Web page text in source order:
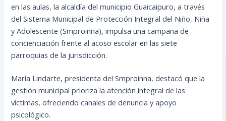
en las aulas, la alcaldía del municipio Guaicaipuro, a través
del Sistema Municipal de Protección Integral del Niño, Niña
y Adolescente (Smproinna), impulsa una campaña de
concienciación frente al acoso escolar en las siete
parroquias de la jurisdicción.
María Lindarte, presidenta del Smproinna, destacó que la
gestión municipal prioriza la atención integral de las
víctimas, ofreciendo canales de denuncia y apoyo
psicológico.